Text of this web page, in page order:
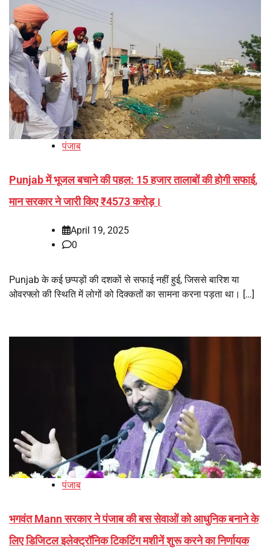
पंजाब
Punjab में भूजल बचाने की पहल: 15 हजार तालाबों की होगी सफाई,
मान सरकार ने जारी किए ₹4573 करोड़।
April 19, 2025
0
Punjab के कई छप्पड़ों की दशकों से सफाई नहीं हुई, जिससे बारिश या
ओवरफ्लो की स्थिति में लोगों को दिक्कतों का सामना करना पड़ता था। […]
पंजाब
भगवंत Mann सरकार ने पंजाब की बस सेवाओं को आधुनिक बनाने के
लिए डिजिटल इलेक्ट्रॉनिक टिकटिंग मशीनें शुरू करने का निर्णायक